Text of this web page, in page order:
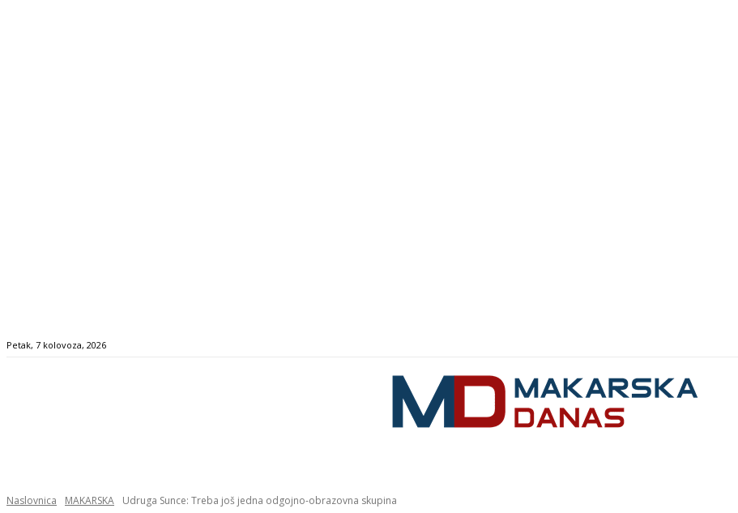
Petak, 7 kolovoza, 2026
Naslovnica MAKARSKA Udruga Sunce: Treba još jedna odgojno-obrazovna skupina